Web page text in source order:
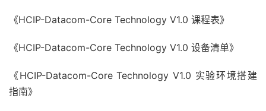
《HCIP-Datacom-Core Technology V1.0 课程表》
《HCIP-Datacom-Core Technology V1.0 设备清单》
《HCIP-Datacom-Core Technology V1.0 实验环境搭建
指南》